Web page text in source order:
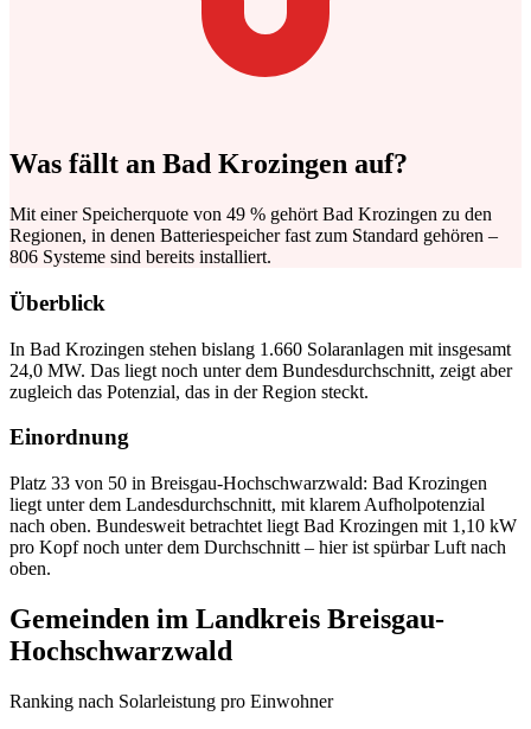
Was fällt an Bad Krozingen auf?
Mit einer Speicherquote von 49 % gehört Bad Krozingen zu den
Regionen, in denen Batteriespeicher fast zum Standard gehören –
806 Systeme sind bereits installiert.
Überblick
In Bad Krozingen stehen bislang 1.660 Solaranlagen mit insgesamt
24,0 MW. Das liegt noch unter dem Bundesdurchschnitt, zeigt aber
zugleich das Potenzial, das in der Region steckt.
Einordnung
Platz 33 von 50 in Breisgau-Hochschwarzwald: Bad Krozingen
liegt unter dem Landesdurchschnitt, mit klarem Aufholpotenzial
nach oben. Bundesweit betrachtet liegt Bad Krozingen mit 1,10 kW
pro Kopf noch unter dem Durchschnitt – hier ist spürbar Luft nach
oben.
Gemeinden im Landkreis Breisgau-
Hochschwarzwald
Ranking nach Solarleistung pro Einwohner